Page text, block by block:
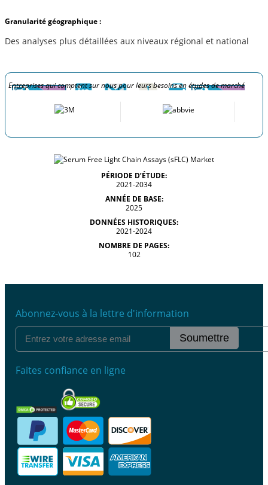
Granularité géographique :
Des analyses plus détaillées aux niveaux régional et national
Entreprises qui comptent sur nous pour leurs besoins en études de marché
PÉRIODE D’ÉTUDE:
2021-2034
ANNÉE DE BASE:
2025
DONNÉES HISTORIQUES:
2021-2024
NOMBRE DE PAGES:
102
Abonnez-vous à la lettre d'information
Soumettre
Faites confiance en ligne